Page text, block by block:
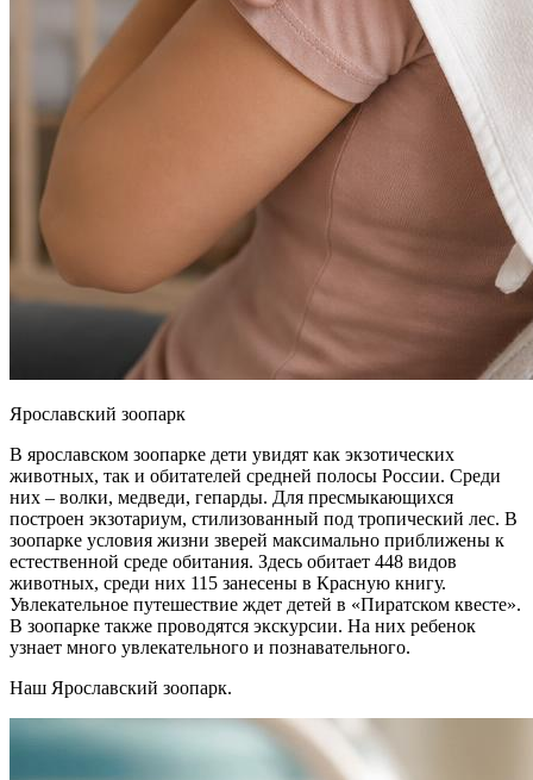
Ярославский зоопарк
В ярославском зоопарке дети увидят как экзотических
животных, так и обитателей средней полосы России. Среди
них – волки, медведи, гепарды. Для пресмыкающихся
построен экзотариум, стилизованный под тропический лес. В
зоопарке условия жизни зверей максимально приближены к
естественной среде обитания. Здесь обитает 448 видов
животных, среди них 115 занесены в Красную книгу.
Увлекательное путешествие ждет детей в «Пиратском квесте».
В зоопарке также проводятся экскурсии. На них ребенок
узнает много увлекательного и познавательного.
Наш Ярославский зоопарк.